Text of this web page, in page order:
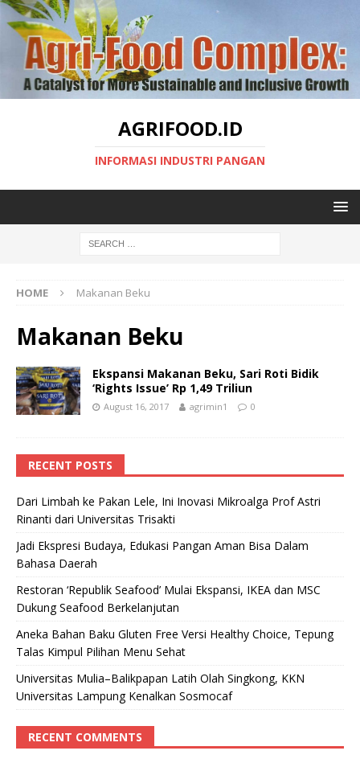
AGRIFOOD.ID
INFORMASI INDUSTRI PANGAN
HOME Makanan Beku
Makanan Beku
Ekspansi Makanan Beku, Sari Roti Bidik
‘Rights Issue’ Rp 1,49 Triliun
August 16, 2017 agrimin1 0
RECENT POSTS
Dari Limbah ke Pakan Lele, Ini Inovasi Mikroalga Prof Astri
Rinanti dari Universitas Trisakti
Jadi Ekspresi Budaya, Edukasi Pangan Aman Bisa Dalam
Bahasa Daerah
Restoran ‘Republik Seafood’ Mulai Ekspansi, IKEA dan MSC
Dukung Seafood Berkelanjutan
Aneka Bahan Baku Gluten Free Versi Healthy Choice, Tepung
Talas Kimpul Pilihan Menu Sehat
Universitas Mulia–Balikpapan Latih Olah Singkong, KKN
Universitas Lampung Kenalkan Sosmocaf
RECENT COMMENTS